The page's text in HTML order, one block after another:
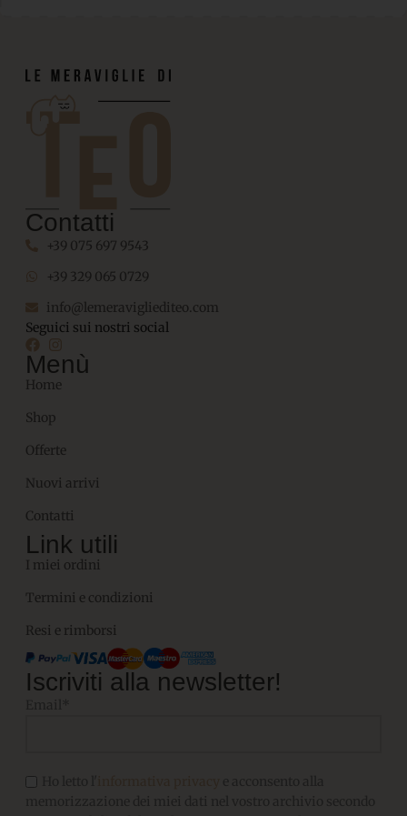
Contatti
+39 075 697 9543
+39 329 065 0729
info@lemeravigliediteo.com
Seguici sui nostri social
Menù
Home
Shop
Offerte
Nuovi arrivi
Contatti
Link utili
I miei ordini
Termini e condizioni
Resi e rimborsi
Iscriviti alla newsletter!